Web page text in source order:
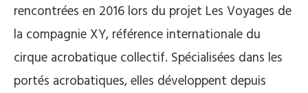
rencontrées en 2016 lors du projet Les Voyages de
la compagnie XY, référence internationale du
cirque acrobatique collectif. Spécialisées dans les
portés acrobatiques, elles développent depuis